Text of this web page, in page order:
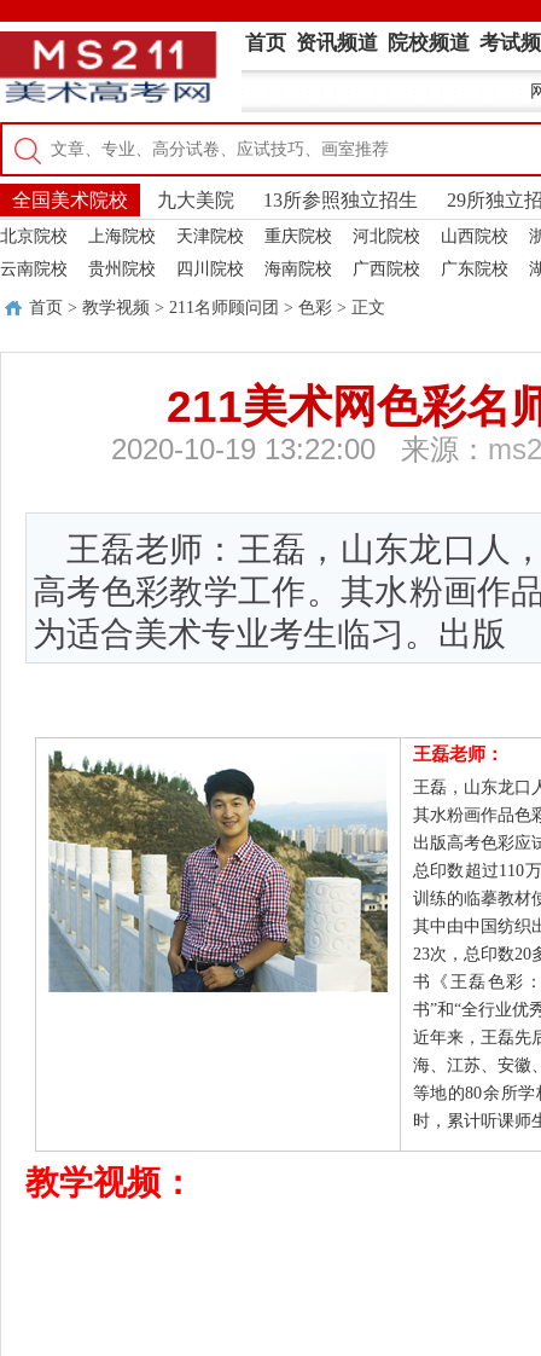
首页 资讯频道 院校频道 考试
全国美术院校 九大美院 13所参照独立招生 29所独立
北京院校 上海院校 天津院校 重庆院校 河北院校 山西院校
云南院校
贵州院校 四川院校 海南院校 广西院校 广东院校
首页 > 教学视频 > 211名师顾问团 > 色彩 > 正文
211美术网色彩名
2020-10-19 13:22:00 来源：
王磊老师：王磊，山东龙口人
高考色彩教学工作。其水粉画作
为适合美术专业考生临习。出版
王磊老师：
王磊，山东龙口
其水粉画作品色
出版高考色彩应
总印数超过110
训练的临摹教材
其中由中国纺织
23次，总印数
书《王磊色彩
书”和“全行业优
近年来，王磊先
海、江苏、安徽
等地的80余所
时，累计听课师
教学视频：